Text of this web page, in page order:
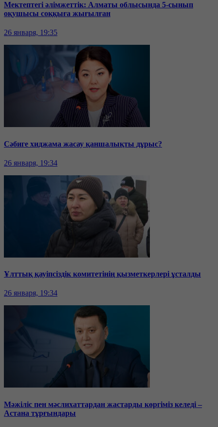
Мектептегі әлімжеттік: Алматы облысында 5-сынып
оқушысы соққыға жығылған
26 января, 19:35
Сәбиге хиджама жасау қаншалықты дұрыс?
26 января, 19:34
Ұлттық қауіпсіздік комитетінің қызметкерлері ұсталды
26 января, 19:34
Мәжіліс пен мәслихаттардан жастарды көргіміз келеді –
Астана тұрғындары